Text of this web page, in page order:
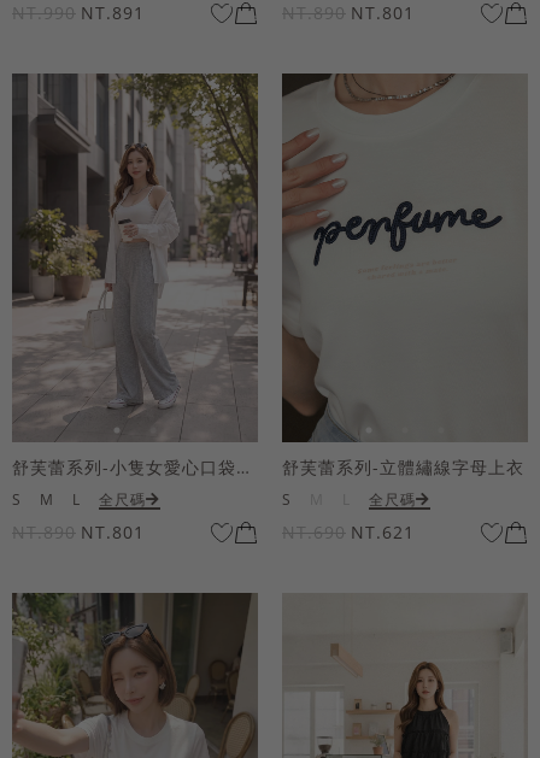
NT.990 NT.891 NT.890 NT.801
舒芙蕾系列-小隻女愛心口袋寬褲
S M L 全尺碼
NT.890 NT.801
舒芙蕾系列-立體繡線字母上衣
S 全尺碼
NT.690 NT.621